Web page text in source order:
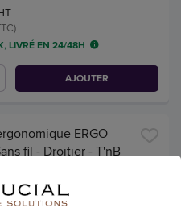
LIVRÉ EN 24/48H
AJOUTER
ERGO
fil - Droitier - T'nB
avis